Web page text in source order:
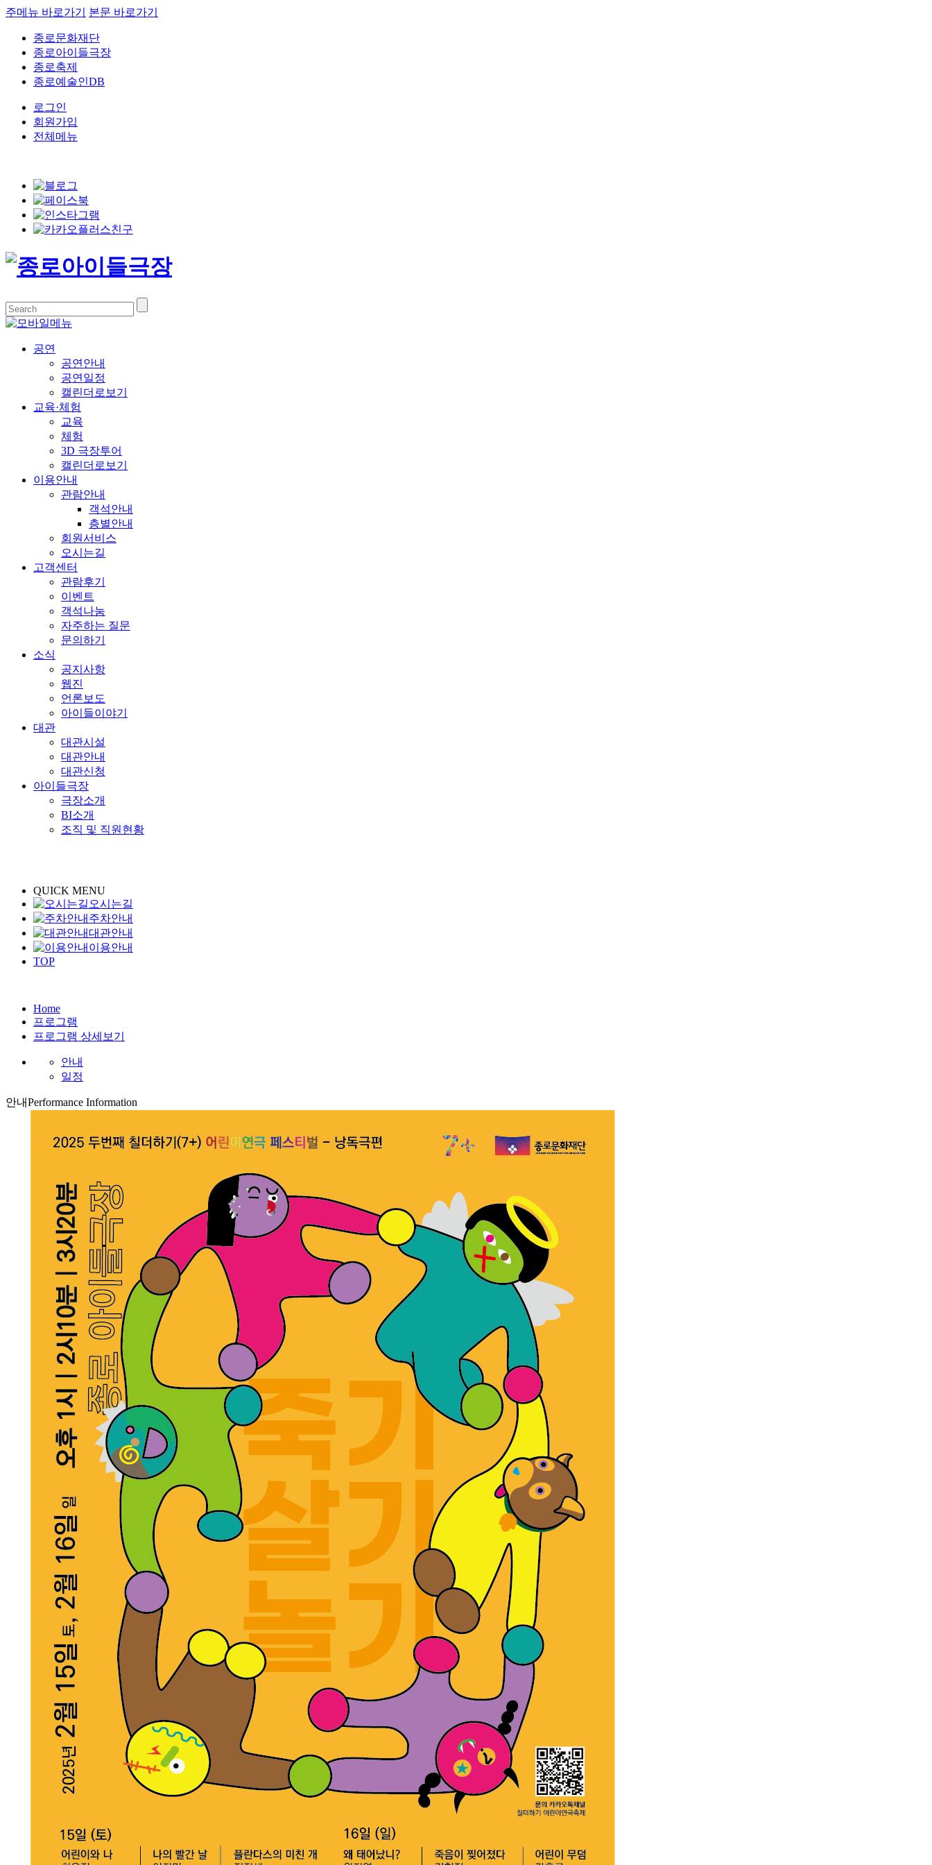
주메뉴 바로가기 본문 바로가기
종로문화재단
종로아이들극장
종로축제
종로예술인DB
로그인
회원가입
전체메뉴
공연
공연안내
공연일정
캘린더로보기
교육·체험
교육
체험
3D 극장투어
캘린더로보기
이용안내
관람안내
객석안내
층별안내
회원서비스
오시는길
고객센터
관람후기
이벤트
객석나눔
자주하는 질문
문의하기
소식
공지사항
웹진
언론보도
아이들이야기
대관
대관시설
대관안내
대관신청
아이들극장
극장소개
BI소개
조직 및 직원현황
QUICK MENU
오시는길
주차안내
대관안내
이용안내
TOP
Home
프로그램
프로그램 상세보기
안내
일정
안내Performance Information